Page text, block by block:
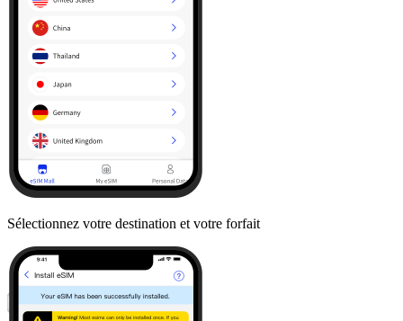
Sélectionnez votre destination et votre forfait